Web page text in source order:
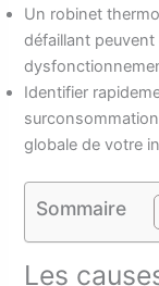
Un robinet
défaillant peuvent
Identifier
globale de votre
Sommaire
Les